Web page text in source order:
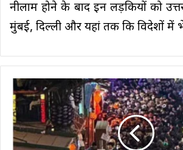
नीलाम होने के बाद इन लड़कियों को
मुंबई, दिल्ली और यहां तक कि विदेशों में